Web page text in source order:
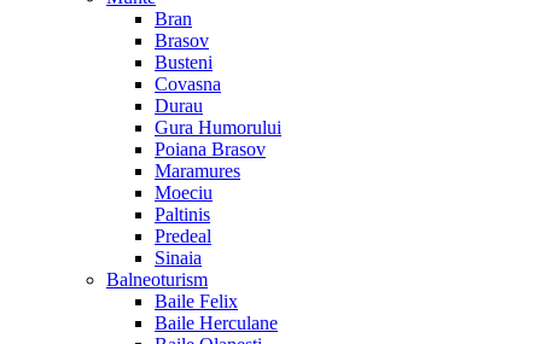
Bran
Brasov
Busteni
Covasna
Durau
Gura Humorului
Poiana Brasov
Maramures
Moeciu
Paltinis
Predeal
Sinaia
Balneoturism
Baile Felix
Baile Herculane